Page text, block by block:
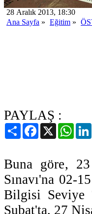
28 Aralık 2013, 18:30
Ana Sayfa » Eğitim »
PAYLAŞ :
PaylaşFacebook
X
Buna göre,
Sınavı'na 02-
Bilgisi Seviye
Şubat'ta, 27